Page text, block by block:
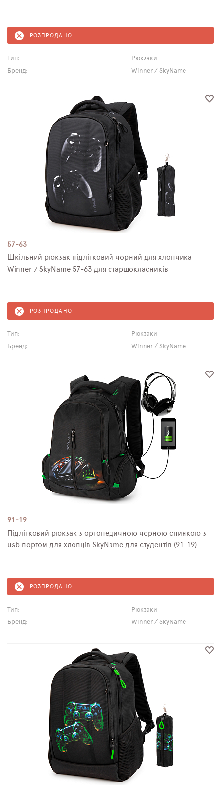
РОЗПРОДАНО
Тип:
Рюкзаки
Бренд:
Winner / SkyName
57-63
Шкільний рюкзак підлітковий чорний для хлопчика
Winner / SkyName 57-63 для старшокласників
РОЗПРОДАНО
Тип:
Рюкзаки
Бренд:
Winner / SkyName
91-19
Підлітковий рюкзак з ортопедичною чорною спинкою з
usb портом для хлопців SkyName для студентів (91-19)
РОЗПРОДАНО
Тип:
Рюкзаки
Бренд:
Winner / SkyName